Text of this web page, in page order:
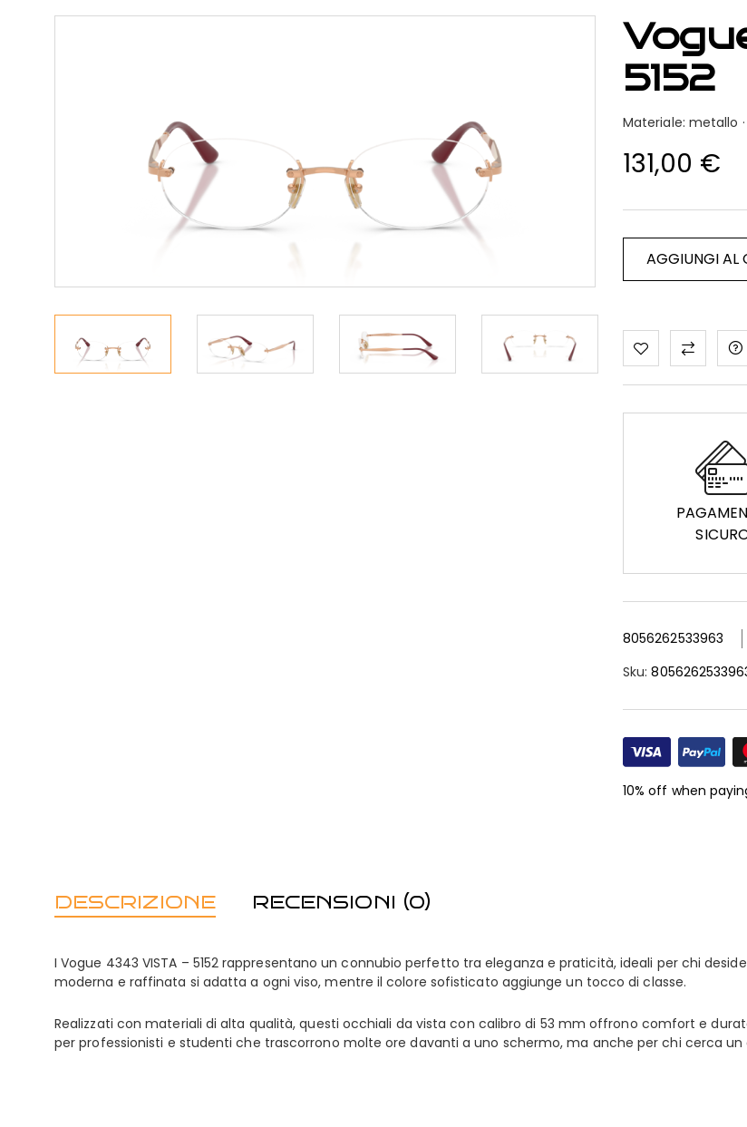
5152
Materiale: metallo
131,00 €
AGGIUNGI AL
8056262533963
Sku:
10% off when
DESCRIZIONE RECENSIONI (0)
I Vogue 4343 VISTA – 5152 rappresentano un connubio perfetto tra eleganza e praticità, ideali per chi
moderna e raffinata si adatta a ogni viso, mentre il colore sofisticato aggiunge un tocco di classe.
Realizzati con materiali di alta qualità, questi occhiali da vista con calibro di 53 mm offrono comfort e
per professionisti e studenti che trascorrono molte ore davanti a uno schermo, ma anche per chi cerca un